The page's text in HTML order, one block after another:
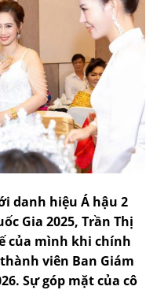
danh hiệu Á hậu 2
Gia 2025, Trần Thị
của mình khi chính
viên Ban Giám
Sự góp mặt của cô